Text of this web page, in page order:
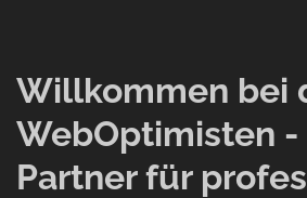
Willkommen bei
WebOptimisten -
Partner für